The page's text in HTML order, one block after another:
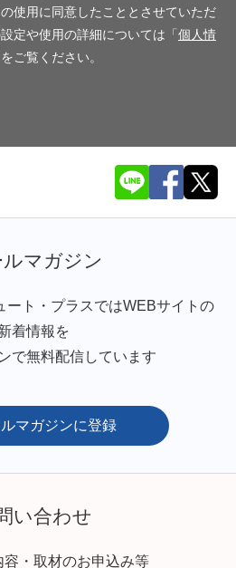
使用に同意したこととさせていただ
定や使用の詳細については「個人情
ご覧ください。
ルマガジン
ート・プラスではWEBサイトの
着情報を
で無料配信しています
ルマガジンに登録
い合わせ
容・取材のお申込み等